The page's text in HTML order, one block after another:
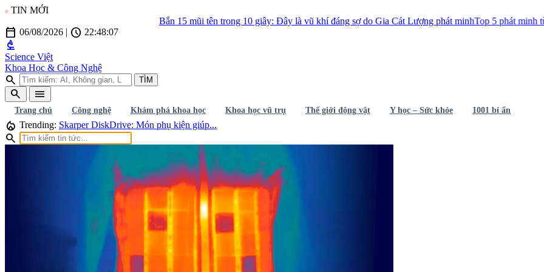
TIN MỚI
Bắn 15 mũi tên trong 10 giây: Đây là vũ khí đáng sợ do Gia Cát Lượng phát minhTop 5 phát minh từ thế kỷ 18
calendar_today 06/08/2026 | schedule 22:48:08
biotech
Science Việt
Khoa Học & Công Nghệ
search TÌM
search menu
Trang chủ Công nghệ Khám phá khoa học Khoa học vũ trụ Thế giới động vật Y học – Sức khỏe 1001 bí ẩn
local_fire_department Trending: Skarper DiskDrive: Món phụ kiện giúp...
search